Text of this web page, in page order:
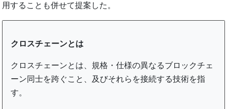
用することも併せて提案した。
クロスチェーンとは
クロスチェーンとは、規格・仕様の異なるブロックチェ
ーン同士を跨ぐこと、及びそれらを接続する技術を指
す。